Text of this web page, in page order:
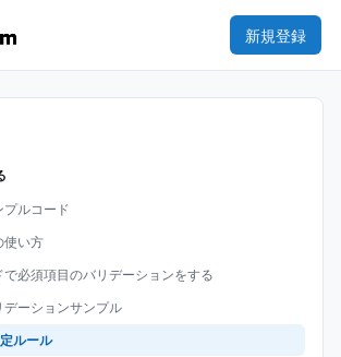
新規登録
プルコード
使い方
必須項目のバリデーションをする
デーションサンプル
ルール